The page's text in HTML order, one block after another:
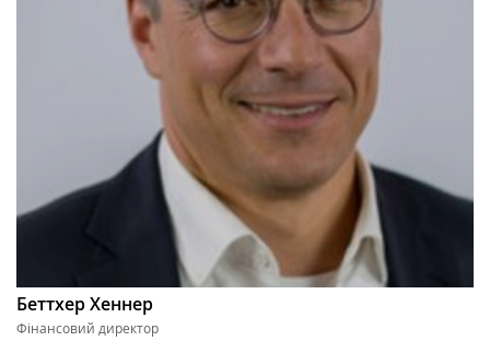
Беттхер Хеннер
Фінансовий директор